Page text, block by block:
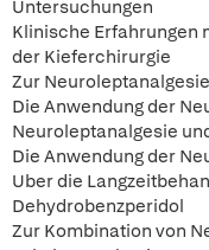
Untersuchungen
Klinische Erfahrungen
der Kieferchirurgie
Zur
Die Anwendung der
Neuroleptanalgesie
Die Anwendung der
Uber die
Dehydrobenzperidol
Zur Kombination von